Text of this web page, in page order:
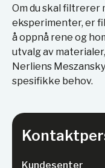
Om du skal
eksperimenter, er
å oppnå rene og
utvalg av
Nerliens
spesifikke behov.
Kundesenter